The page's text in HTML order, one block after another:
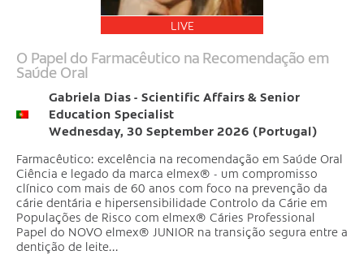
LIVE
O Papel do Farmacêutico na Recomendação em
Saúde Oral
Gabriela Dias - Scientific Affairs & Senior
Education Specialist
Wednesday, 30 September 2026 (Portugal)
Farmacêutico: excelência na recomendação em Saúde Oral
Ciência e legado da marca elmex® - um compromisso
clínico com mais de 60 anos com foco na prevenção da
cárie dentária e hipersensibilidade Controlo da Cárie em
Populações de Risco com elmex® Cáries Professional
Papel do NOVO elmex® JUNIOR na transição segura entre a
dentição de leite...